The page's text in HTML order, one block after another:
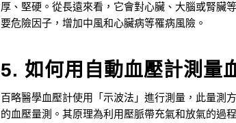
厚、堅硬。從長遠來看，它會對心臟、大腦或腎臟
要危險因子，增加中風和心臟病等罹病風險。
5. 如何用自動血壓計測量
百略醫學血壓計使用「示波法」進行測量，此量測
的血壓量測。其原理為利用壓脈帶充氣和放氣的過